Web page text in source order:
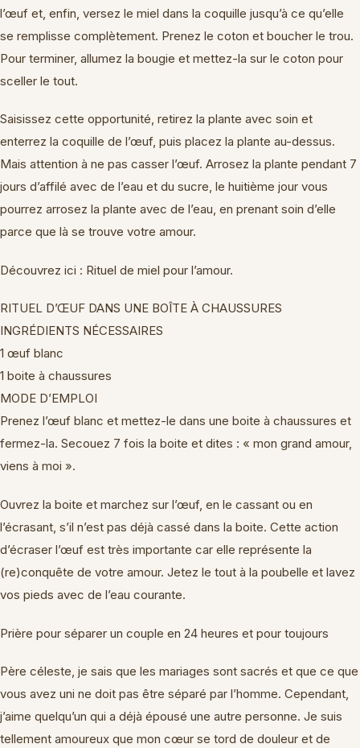
l’œuf et, enfin, versez le miel dans la coquille jusqu’à ce qu’elle
se remplisse complètement. Prenez le coton et boucher le trou.
Pour terminer, allumez la bougie et mettez-la sur le coton pour
sceller le tout.
Saisissez cette opportunité, retirez la plante avec soin et
enterrez la coquille de l’œuf, puis placez la plante au-dessus.
Mais attention à ne pas casser l’œuf. Arrosez la plante pendant 7
jours d’affilé avec de l’eau et du sucre, le huitième jour vous
pourrez arrosez la plante avec de l’eau, en prenant soin d’elle
parce que là se trouve votre amour.
Découvrez ici : Rituel de miel pour l’amour.
RITUEL D’ŒUF DANS UNE BOÎTE À CHAUSSURES
INGRÉDIENTS NÉCESSAIRES
1 œuf blanc
1 boite à chaussures
MODE D’EMPLOI
Prenez l’œuf blanc et mettez-le dans une boite à chaussures et
fermez-la. Secouez 7 fois la boite et dites : « mon grand amour,
viens à moi ».
Ouvrez la boite et marchez sur l’œuf, en le cassant ou en
l’écrasant, s’il n’est pas déjà cassé dans la boite. Cette action
d’écraser l’œuf est très importante car elle représente la
(re)conquête de votre amour. Jetez le tout à la poubelle et lavez
vos pieds avec de l’eau courante.
Prière pour séparer un couple en 24 heures et pour toujours
Père céleste, je sais que les mariages sont sacrés et que ce que
vous avez uni ne doit pas être séparé par l’homme. Cependant,
j’aime quelqu’un qui a déjà épousé une autre personne. Je suis
tellement amoureux que mon cœur se tord de douleur et de